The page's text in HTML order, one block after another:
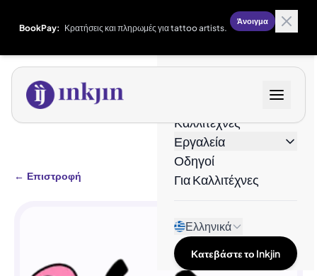
BookPay: Κρατήσεις και πληρωμές για tattoo artists.
Άνοιγμα
Καλλιτέχνες
Εργαλεία
Οδηγοί
Για Καλλιτέχνες
Ελληνικά
Κατεβάστε το Inkjin
← Επιστροφή